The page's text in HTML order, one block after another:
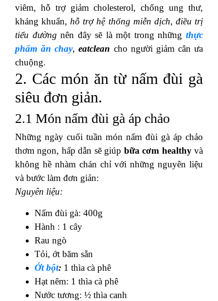
viêm, hỗ trợ giảm cholesterol, chống ung thư,
kháng khuẩn, hỗ trợ hệ thống miễn dịch, điều trị
tiểu đường nên đây sẽ là một trong nhữngthực
phẩm ăn chay, eatclean cho người giảm cân ưa
chuộng.
2. Các món ăn từ nấm đùi gà
siêu đơn giản.
2.1 Món nấm đùi gà áp chảo
Những ngày cuối tuần món nấm đùi gà áp chảo
thơm ngon, hấp dẫn sẽ giúp bữa cơm healthyvà
không hề nhàm chán chỉ với những nguyên liệu
và bước làm đơn giản:
Nguyên liệu:
Nấm đùi gà: 400g
Hành : 1 cây
Rau ngò
Tỏi, ớt băm sẵn
Ớt bột: 1 thìa cà phê
Hạt nêm: 1 thìa cà phê
Nước tương: ½ thìa canh